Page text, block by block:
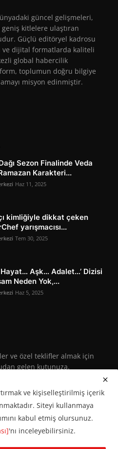
güncel gelişmeleri,
kitlelere ulaştıran
Güçlü editöryel kadrosu
ve dijital formatlarda kaliteli
global habercilik
toplumun doğru bilgiye
misyon edinmiştir.
Sezon Finalinde Veda
Karakteri...
Haz 11, 2025
kimliğiyle dikkat çeken
yarışmacısı...
Tem 30, 2025
Hayat… Aşk… Adalet…’ Dizisi
Neden Yok,...
Haz 5, 2025
ve özel teklifler almak için
gelen kutunuza.
Abone Ol
ve kişiselleştirilmiş içerik
Siteyi kullanmaya
kabul etmiş olursunuz.
'nı inceleyebilirsiniz.